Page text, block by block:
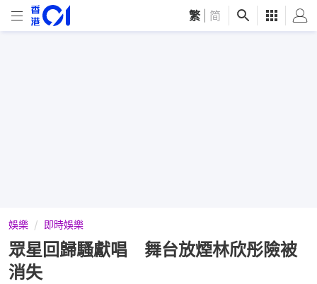
繁 简
娛樂 即時娛樂
眾星回歸騷獻唱 舞台放煙林欣彤險被
消失